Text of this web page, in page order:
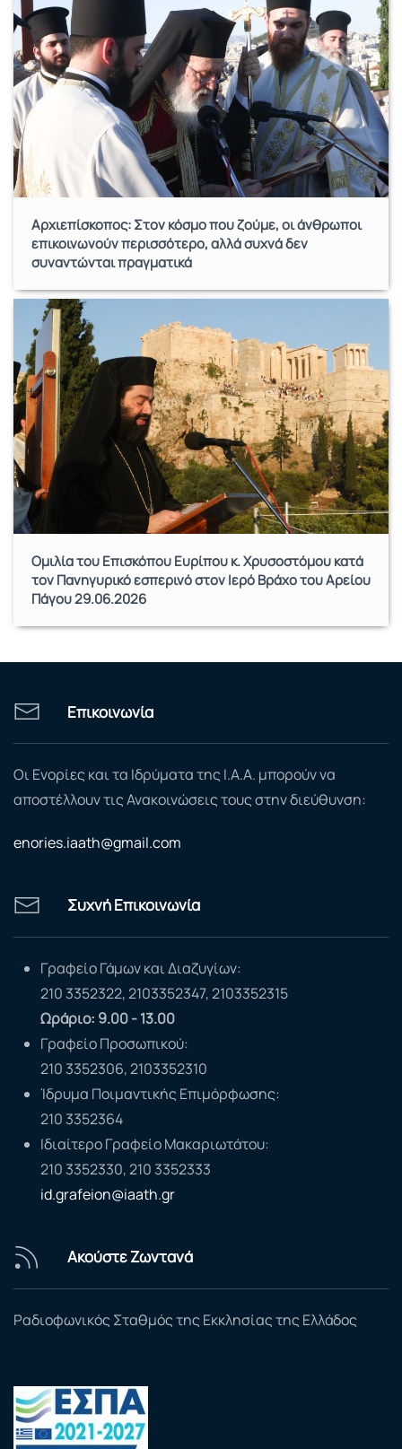
Αρχιεπίσκοπος: Στον κόσμο που ζούμε, οι άνθρωποι
επικοινωνούν περισσότερο, αλλά συχνά δεν
συναντώνται πραγματικά
Ομιλία του Επισκόπου Ευρίπου κ. Χρυσοστόμου κατά
τον Πανηγυρικό εσπερινό στον Ιερό Βράχο του Αρείου
Πάγου 29.06.2026
Επικοινωνία
Οι Ενορίες και τα Ιδρύματα της Ι.Α.Α. μπορούν να
αποστέλλουν τις Ανακοινώσεις τους στην διεύθυνση:
enories.iaath@gmail.com
Συχνή Επικοινωνία
Γραφείο Γάμων και Διαζυγίων:
210 3352322, 2103352347, 2103352315
Ωράριο: 9.00 - 13.00
Γραφείο Προσωπικού:
210 3352306, 2103352310
Ίδρυμα Ποιμαντικής Επιμόρφωσης:
210 3352364
Ιδιαίτερο Γραφείο Μακαριωτάτου:
210 3352330, 210 3352333
id.grafeion@iaath.gr
Ακούστε Ζωντανά
Ραδιοφωνικός Σταθμός της Εκκλησίας της Ελλάδος